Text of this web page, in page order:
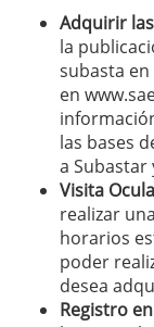
Adquirir
la
subasta
en
las bases
a Subastar
Visita
realizar
horarios
poder
desea
Registro